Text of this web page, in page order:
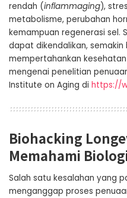
rendah (inflammaging),
metabolisme, perubahan
kemampuan regenerasi sel.
dapat dikendalikan,
mempertahankan
mengenai penelitian
Institute on Aging di https://
Biohacking
Memahami
Salah satu kesalahan yang
menganggap proses